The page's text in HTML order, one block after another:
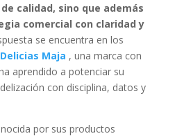
calidad, sino que además
comercial con claridad y
se encuentra en los
Delicias Maja , una marca con
aprendido a potenciar su
con disciplina, datos y
por sus productos